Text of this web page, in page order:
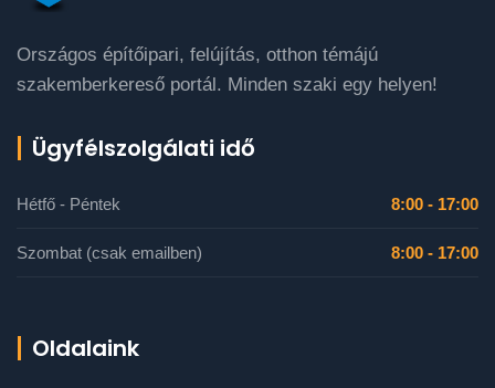
Országos építőipari, felújítás, otthon témájú
szakemberkereső portál. Minden szaki egy helyen!
Ügyfélszolgálati idő
Hétfő - Péntek 8:00 - 17:00
Szombat (csak emailben) 8:00 - 17:00
Oldalaink